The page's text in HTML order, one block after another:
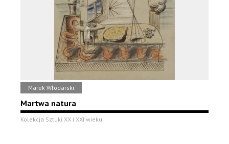
Marek Włodarski
Martwa natura
Kolekcja Sztuki XX i XXI wieku